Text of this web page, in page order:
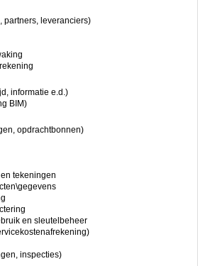
partners, leveranciers)
informatie e.d.)
BIM)
opdrachtbonnen)
tekeningen
en sleutelbeheer
inspecties)